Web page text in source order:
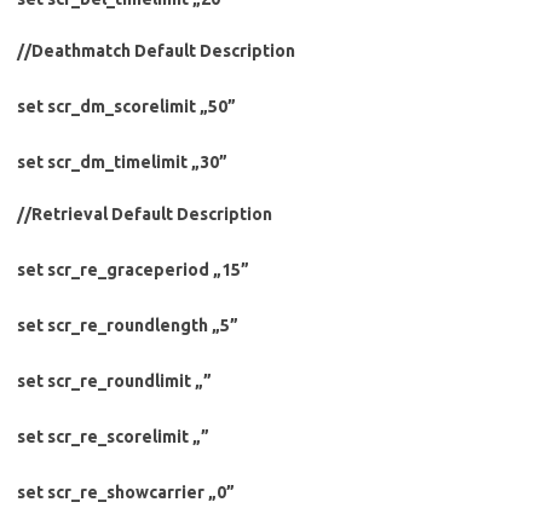
//Deathmatch Default Description
set scr_dm_scorelimit „50”
set scr_dm_timelimit „30”
//Retrieval Default Description
set scr_re_graceperiod „15”
set scr_re_roundlength „5”
set scr_re_roundlimit „”
set scr_re_scorelimit „”
set scr_re_showcarrier „0”